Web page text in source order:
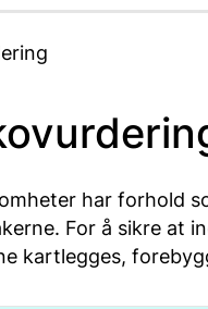
har forhold
For å sikre at
kartlegges,